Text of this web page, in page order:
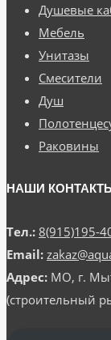
Душевые
Мебель
Унитазы
Смесители
Душ
Раковины
НАШИ
Тел.: 8(915)195-
Email:
Адрес: МО, г.
(строительный